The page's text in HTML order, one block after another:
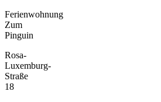
Ferienwohnung
Zum
Pinguin
Rosa-
Luxemburg-
Straße
18